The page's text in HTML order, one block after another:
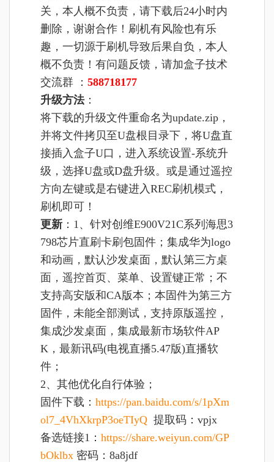
关，本人概不负责，请下载后24小时内
删除，谢谢合作！刷机有风险也有乐
趣，一切源于刷机导致后果自负，本人
概不负责！有问题反馈，请加盒子技术
交流群 ： 588718177
升级方法：
将下载的升级文件重命名为update.zip，
并将文件拷贝至U盘根目录下，将U盘直
接插入盒子U口，进入系统设置-系统升
级，选择U盘或D盘升级。或是通过遥控
方向左键或是右键进入REC刷机模式，
刷机即可！
更新 ：1、针对创维E900V21C系列海思3
798芯片直刷卡刷包固件；集成华为logo
和动画，默认沙发桌面，默认第三方桌
面，遥控首页、菜单、设置键正常；不
支持高安版和CA版本；本固件为第三方
固件，未能全部测试，支持原版遥控，
集成沙发桌面，集成最新市场软件AP
K，最新讯码(电视直播5.47版)直播软
件；
2、其他优化自行体验；
固件下载： https://pan.baidu.com/s/1pXm
ol7_4VhXkrpP3oeTIyQ 提取码：vpjx
备选链接1： https://share.weiyun.com/GP
bOklbx 密码：8a8jdf